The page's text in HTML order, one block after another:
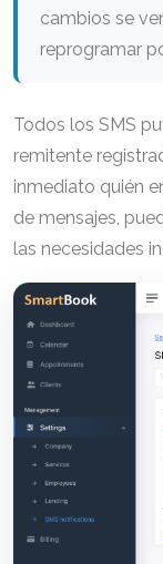
cambios se
reprogramar
Todos los SMS
remitente
inmediato quién
de mensajes,
las necesidades